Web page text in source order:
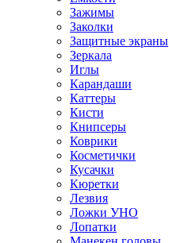
Зажимы
Заколки
Защитные экраны
Зеркала
Иглы
Карандаши
Каттеры
Кисти
Книпсеры
Коврики
Косметички
Кусачки
Кюретки
Лезвия
Ложки УНО
Лопатки